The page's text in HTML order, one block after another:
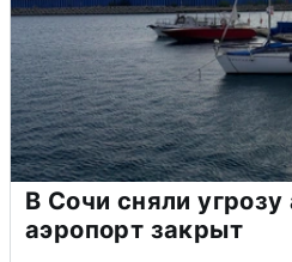
В Сочи сняли
аэропорт закрыт